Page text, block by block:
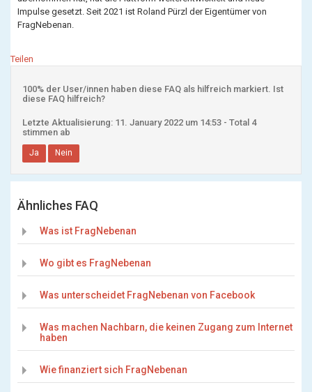
Impulse gesetzt. Seit 2021 ist Roland Pürzl der Eigentümer von
FragNebenan.
Teilen
100% der User/innen haben diese FAQ als hilfreich markiert. Ist
diese FAQ hilfreich?
Letzte Aktualisierung: 11. January 2022 um 14:53 - Total 4
stimmen ab
Ja Nein
Ähnliches FAQ
Was ist FragNebenan
Wo gibt es FragNebenan
Was unterscheidet FragNebenan von Facebook
Was machen Nachbarn, die keinen Zugang zum Internet
haben
Wie finanziert sich FragNebenan